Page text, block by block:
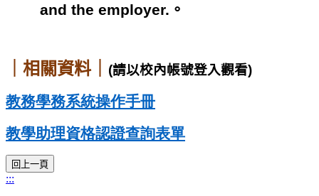
and the employer.。
｜相關資料｜ (請以校內帳號登入觀看)
教務學務系統操作手冊
教學助理資格認證查詢表單
:::